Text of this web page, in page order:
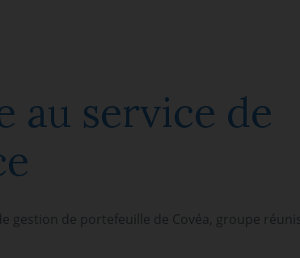
au service de
gestion de portefeuille de Covéa, groupe